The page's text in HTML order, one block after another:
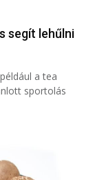
segít lehűlni
a tea
sportolás